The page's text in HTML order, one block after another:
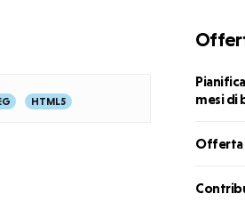
HTML5
Pianifica
la
2026
mesi di
Offerta
internet
Offerta